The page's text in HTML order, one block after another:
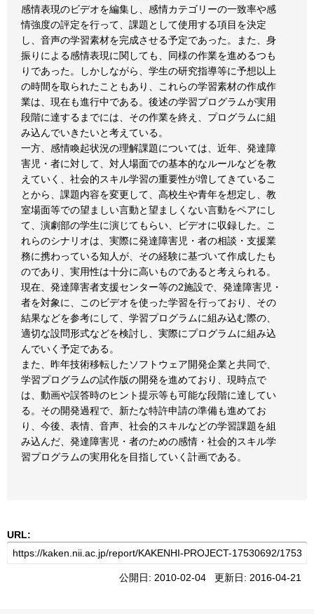
感情表現のビデオを編集し、感情カテゴリーの一致率や感
情強度の評定を行って、課題として使用する項目を決定
し、音声の学習素材を完成させる予定であった。また、身
振りによる感情表現に関しても、同様の作業を進めるつも
りであった。しかしながら、学生の研究指導等に予想以上
の時間を取られたこともあり、これらの学習素材の作成作
業は、現在も進行中である。後述の学習プログラムが実用
段階に達するまでには、その作業を終え、プログラムに組
み込んでいきたいと考えている。
一方、感情喚起状況の理解課題については、近年、発達障
害児・者に対して、対人場面での基本的なルールなどを教
えていく、社会的スキル学習の重要性が増してきているこ
とから、課題内容を変更して、高校生や青年を想定し、教
室場面等での望ましい言動と望ましくない言動をペアにし
て、演劇部の学生に演じてもらい、ビデオに収録した。こ
れらのシナリオは、実際に発達障害児・者の相談・支援業
務に携わっている知人が、その経験に基づいて作成したも
のであり、実用性は十分に高いものであると考えられる。
現在、発達障害者支援センター等の2施設で、発達障害児・
者を対象に、このビデオを使った学習を行っており、その
結果などを参考にして、学習プログラムに組み込む際の、
適切な設問形式などを検討し、実際にプログラムに組み込
んでいく予定である。
また、昨年技術移転したソフトウェア開発企業と共同で、
学習プログラムの試作版の開発を進めており、現時点で
は、動画や誤答時のヒント提示等も可能な段階に達してい
る。その開発過程で、新たな特許申請の準備も進めてお
り、今後、表情、音声、社会的スキルなどの学習課題を組
み込んだ、発達障害児・者のための感情・社会的スキル学
習プログラムの実用化を目指していく計画である。
URL:
公開日: 2010-02-04 更新日: 2016-04-21